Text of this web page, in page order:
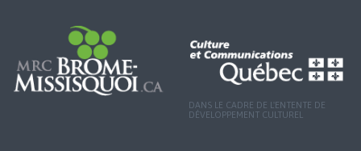
DANS LE CADRE DE L'ENTENTE DE
DÉVELOPPEMENT CULTUREL